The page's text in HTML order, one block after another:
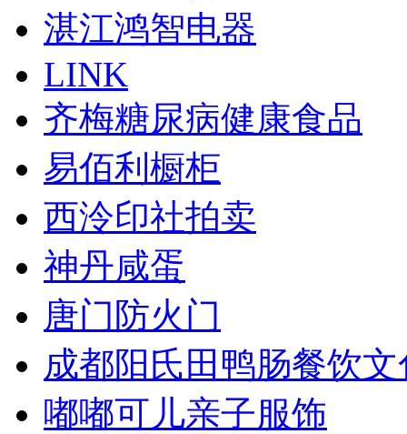
湛江鸿智电器
LINK
齐梅糖尿病健康食品
易佰利橱柜
西泠印社拍卖
神丹咸蛋
唐门防火门
成都阳氏田鸭肠餐饮文
嘟嘟可儿亲子服饰